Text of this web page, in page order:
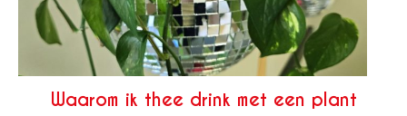
Waarom ik thee drink met een plant